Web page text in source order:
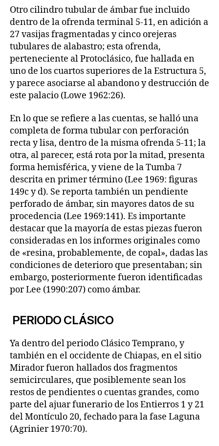
Otro cilindro tubular de ámbar fue incluido
dentro de la ofrenda terminal 5-11, en adición a
27 vasijas fragmentadas y cinco orejeras
tubulares de alabastro; esta ofrenda,
perteneciente al Protoclásico, fue hallada en
uno de los cuartos superiores de la Estructura 5,
y parece asociarse al abandono y destrucción de
este palacio (Lowe 1962:26).
En lo que se refiere a las cuentas, se halló una
completa de forma tubular con perforación
recta y lisa, dentro de la misma ofrenda 5-11; la
otra, al parecer, está rota por la mitad, presenta
forma hemisférica, y viene de la Tumba 7
descrita en primer término (Lee 1969: figuras
149c y d). Se reporta también un pendiente
perforado de ámbar, sin mayores datos de su
procedencia (Lee 1969:141). Es importante
destacar que la mayoría de estas piezas fueron
consideradas en los informes originales como
de «resina, probablemente, de copal», dadas las
condiciones de deterioro que presentaban; sin
embargo, posteriormente fueron identificadas
por Lee (1990:207) como ámbar.
PERIODO CLÁSICO
Ya dentro del periodo Clásico Temprano, y
también en el occidente de Chiapas, en el sitio
Mirador fueron hallados dos fragmentos
semicirculares, que posiblemente sean los
restos de pendientes o cuentas grandes, como
parte del ajuar funerario de los Entierros 1 y 21
del Montículo 20, fechado para la fase Laguna
(Agrinier 1970:70).